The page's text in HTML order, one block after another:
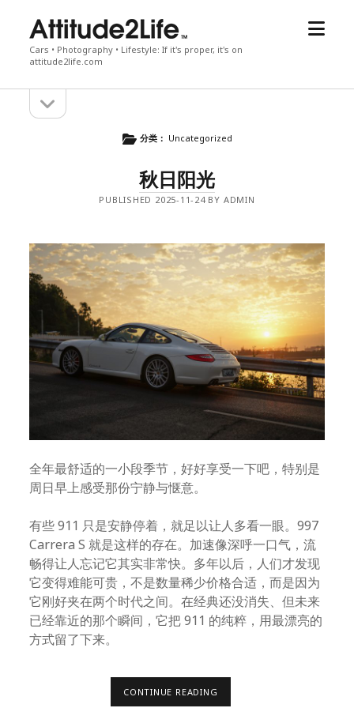
attitude2life
Cars • Photography • Lifestyle: If it's proper, it's on
attitude2life.com
open
Sidebarsidebar
分类： Uncategorized
秋日阳光
PUBLISHED 2025-11-24 BY ADMIN
全年最舒适的一小段季节，好好享受一下吧，特别是
周日早上感受那份宁静与惬意。
有些 911 只是安静停着，就足以让人多看一眼。997
Carrera S 就是这样的存在。加速像深呼一口气，流
畅得让人忘记它其实非常快。多年以后，人们才发现
它变得难能可贵，不是数量稀少价格合适，而是因为
它刚好夹在两个时代之间。在经典还没消失、但未来
已经靠近的那个瞬间，它把 911 的纯粹，用最漂亮的
方式留了下来。
CONTINUE READING